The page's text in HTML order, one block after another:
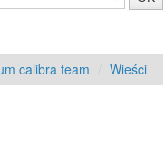
calibra team Wieści